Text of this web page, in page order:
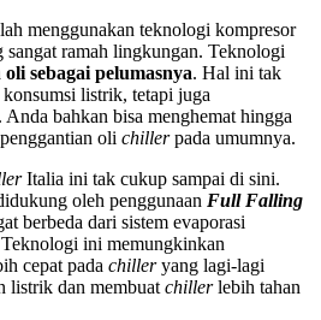
menggunakan teknologi kompresor
ramah lingkungan. Teknologi
sebagai pelumasnya. Hal ini tak
listrik, tetapi juga
bahkan bisa menghemat hingga
oli chillerpada umumnya.
Italia ini tak cukup sampai di sini.
oleh penggunaan Full Falling
berbeda dari sistem evaporasi
ini memungkinkan
cepat pada chilleryang lagi-lagi
listrik dan membuat chillerlebih tahan